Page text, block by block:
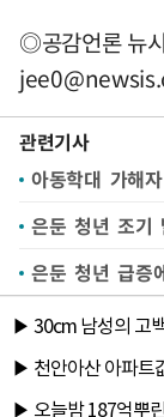
◎공감언론 뉴
관련기사